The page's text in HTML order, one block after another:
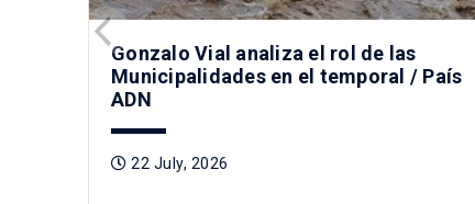
Gonzalo Vial analiza el rol de las
Municipalidades en el temporal / País
ADN
22 July, 2026